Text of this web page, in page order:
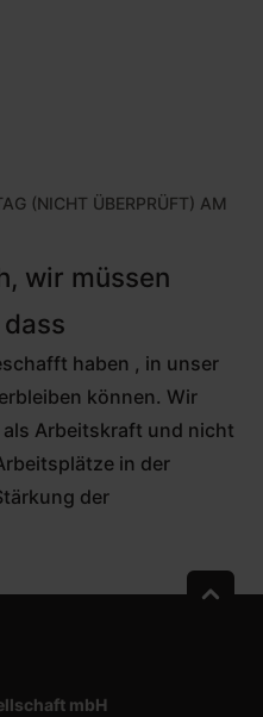
(NICHT ÜBERPRÜFT) AM
wir müssen
haben , in unser
können. Wir
Arbeitskraft und nicht
in der
der
mbH